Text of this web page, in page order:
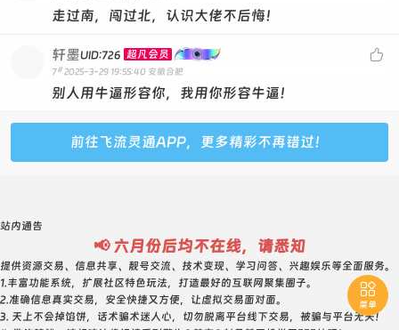
走过南，闯过北，认识大佬不后悔！

轩墨UID:726 超凡会员
7# 2025-3-29 19:55:40 安徽合肥
别人用牛逼形容你，我用你形容牛逼！
前往飞流灵通APP，更多精彩不再错过！

菜单
站内通告
📢 六月份后均不在线，请悉知
提供资源交易、信息共享、靓号交流、技术变现、学习问答、兴趣娱乐等全面服务。
1.丰富功能系统，扩展社区特色玩法，打造最好的互联网聚集圈子。
2.准确信息真实交易，安全快捷又方便，让虚拟交易面对面。
3. 天上不会掉馅饼，话术骗术迷人心，切勿脱离平台线下交易，被骗与平台无关！